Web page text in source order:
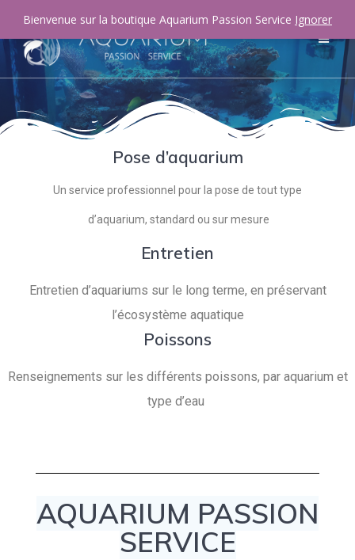
Pose d’aquarium
Un service professionnel pour la pose de tout type
d’aquarium, standard ou sur mesure
Entretien
Entretien d’aquariums sur le long terme, en préservant
l’écosystème aquatique
Poissons
Renseignements sur les différents poissons, par aquarium et
type d’eau
AQUARIUM PASSION
SERVICE
Bienvenue sur la boutique Aquarium Passion Service Ignorer